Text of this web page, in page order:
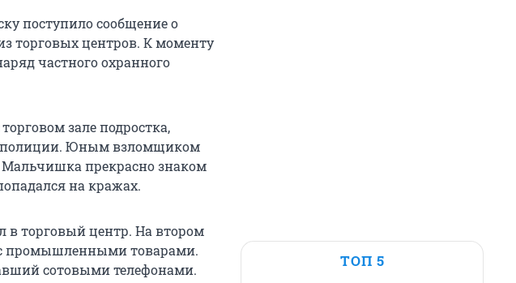
поступило сообщение о
торговых центров. К моменту
частного охранного
зале подростка,
полиции. Юным взломщиком
Мальчишка прекрасно знаком
на кражах.
в торговый центр. На втором
промышленными товарами.
сотовыми телефонами.
ТОП 5